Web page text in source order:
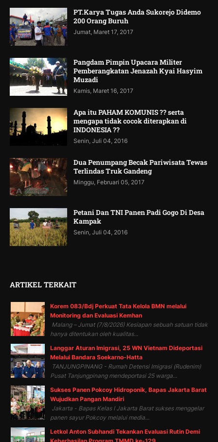
PT.Karya Tugas Anda Sukorejo Didemo
200 Orang Buruh
Jumat, Maret 17, 2017
Pangdam Pimpin Upacara Militer
Pemberangkatan Jenazah Kyai Hasyim
Muzadi
Kamis, Maret 16, 2017
Apa itu PAHAM KOMUNIS ?? serta
mengapa tidak cocok diterapkan di
INDONESIA ??
Senin, Juli 04, 2016
Dua Penumpang Becak Pariwisata Tewas
Terlindas Truk Gandeng
Minggu, Februari 05, 2017
Petani Dan TNI Panen Padi Gogo Di Desa
Kampak
Senin, Juli 04, 2016
ARTIKEL TERKAIT
Korem 083/Bdj Perkuat Tata Kelola BMN melalui
Monitoring dan Evaluasi Kemhan
Malang – Jumat (7/8/2026) Kesiapan sebuah satuan tidak
hanya ditentukan oleh kualitas...
Langgar Aturan Imigrasi, 25 WN Vietnam Dideportasi
Melalui Bandara Soekarno-Hatta
TANJUNGPINANG - Rumah Detensi Imigrasi (Rudenim)
Pusat Tanjungpinang mendeportasi 25 warga...
Sukses Panen Pokcoy Hidroponik, Bapas Jakarta Barat
Wujudkan Pangan Mandiri
Jakarta - Bapas Kelas I Jakarta Barat sukses menggelar
panen sayur Pokcoy melalui media...
Letkol Anton Subhandi Tekankan Evaluasi Rutin Demi